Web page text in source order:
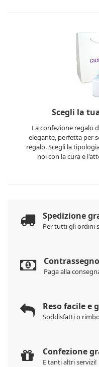
Scegli la
La confezione regalo
elegante, perfetta per
regalo. Scegli la
noi con la cura e
Spedizione
Per tutti gli ordini
Paga alla
Reso facile e
Soddisfatti o
Confezione
E tanti altri servizi!